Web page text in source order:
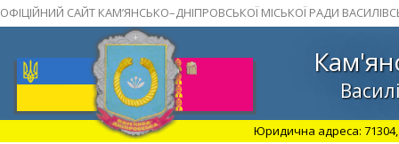
ОФІЦІЙНИЙ САЙТ КАМ’ЯНСЬКО–ДНІПРОВСЬКОЇ МІСЬКОЇ РАДИ
Юридична адреса: 71304,